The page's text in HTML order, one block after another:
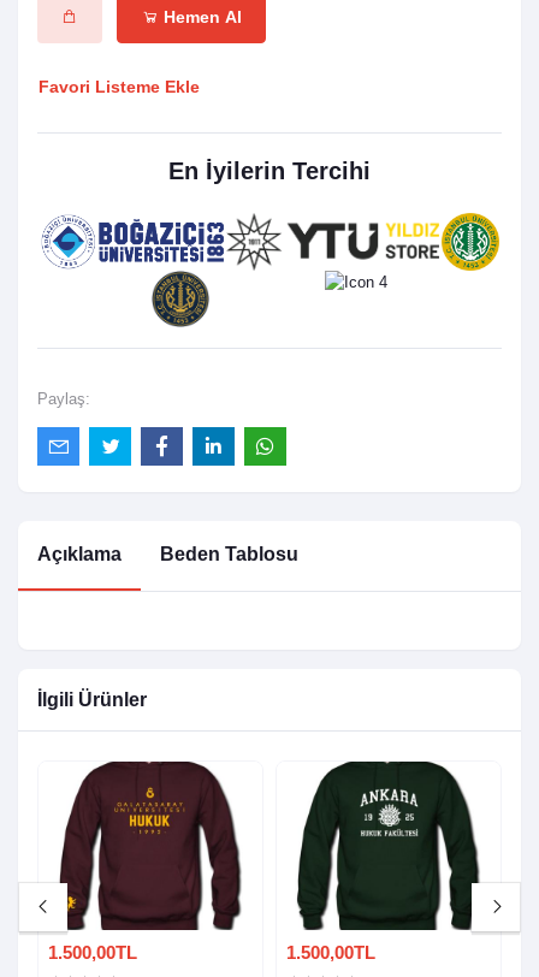
Hemen Al
Favori Listeme Ekle
En İyilerin Tercihi
Paylaş:
Açıklama Beden Tablosu
İlgili Ürünler
1.500,00TL 1.500,00TL